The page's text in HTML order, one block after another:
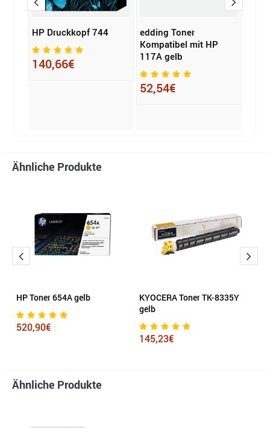
HP Druckkopf 744
140,66€
edding Toner
Kompatibel mit HP
117A gelb
52,54€
Ähnliche Produkte
HP Toner 654A gelb
520,90€
KYOCERA Toner TK-8335Y
gelb
145,23€
Ähnliche Produkte